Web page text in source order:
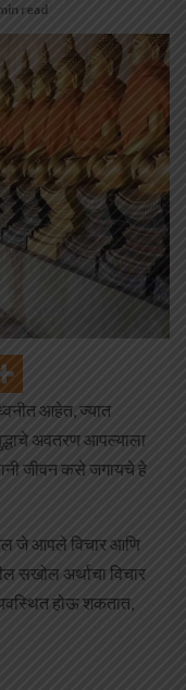
read
आहेत, ज्यात
अवतरण आपल्याला
जीवन कसे जगायचे हे
जे आपले विचार आणि
सखोल अर्थाचा विचार
होऊ शकतात,